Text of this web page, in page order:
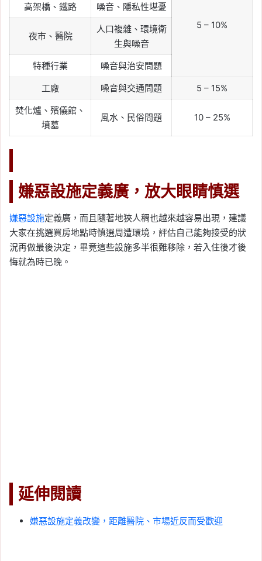
5 – 10%
高架橋、鐵路 噪音、隱私性堪憂
夜市、醫院
人口複雜、環境衛
生與噪音
特種行業
噪音與治安問題
工廠
噪音與交通問題
5 – 15%
焚化爐、殯儀館、
墳墓
風水、民俗問題 10 – 25%
嫌惡設施定義廣，放大眼睛慎選
嫌惡設施定義廣，而且隨著地狹人稠也越來越容易出現，建議
大家在挑選買房地點時慎選周遭環境，評估自己能夠接受的狀
況再做最後決定，畢竟這些設施多半很難移除，若入住後才後
悔就為時已晚。
延伸閱讀
嫌惡設施定義改變，距離醫院、市場近反而受歡迎